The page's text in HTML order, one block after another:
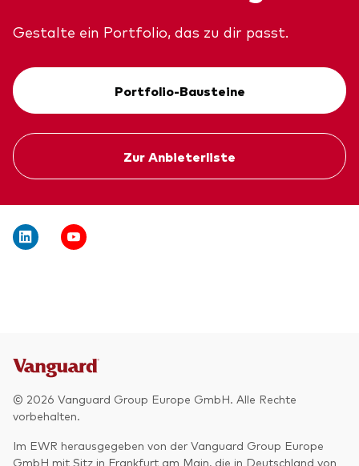
Gestalte ein Portfolio, das zu dir passt.
Portfolio-Bausteine
Zur Anbieterliste
© 2026 Vanguard Group Europe GmbH. Alle Rechte
vorbehalten.
Im EWR herausgegeben von der Vanguard Group Europe
GmbH mit Sitz in Frankfurt am Main, die in Deutschland von